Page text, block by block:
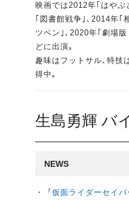
映画では2012年｢はや
｢図書館戦争｣､2014年｢
ツベン｣､2020年｢劇場
どに出演｡
趣味はフットサル､特技
得中｡
生島勇輝 バ
NEWS
・『仮面ライダーセイ